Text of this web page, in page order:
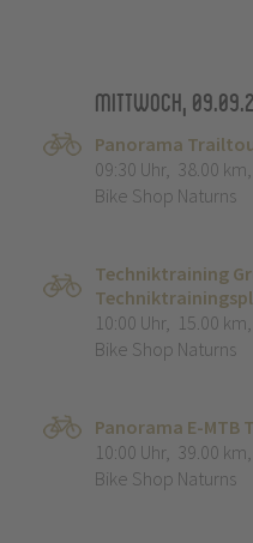
Mittwoch,
Panorama
09:30 Uhr, 38.00 km,
Bike Shop Naturns
Techniktraining
10:00 Uhr, 15.00 km,
Bike Shop Naturns
Panorama E-MTB
10:00 Uhr, 39.00 km,
Bike Shop Naturns